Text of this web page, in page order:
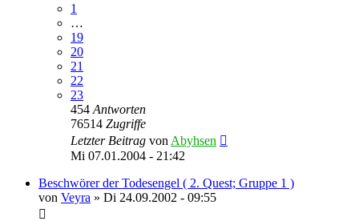
1
…
19
20
21
22
23
454 Antworten
76514 Zugriffe
Letzter Beitrag von Abyhsen
Mi 07.01.2004 - 21:42
Beschwörer der Todesengel ( 2. Quest; Gruppe 1 )
von Veyra » Di 24.09.2002 - 09:55